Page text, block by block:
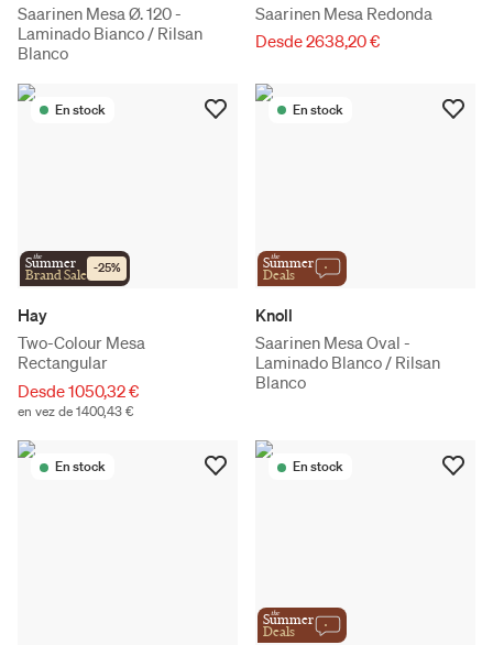
Saarinen Mesa Ø. 120 -
Laminado Bianco / Rilsan
Blanco
Saarinen Mesa Redonda
Desde 2638,20 €
En stock
the
Summer
Brand Sale -25%
Hay
Two-Colour Mesa
Rectangular
Desde 1050,32 €
en vez de 1400,43 €
En stock
the
Summer
Deals
Knoll
Saarinen Mesa Oval -
Laminado Blanco / Rilsan
Blanco
En stock En stock
the
Summer
Deals